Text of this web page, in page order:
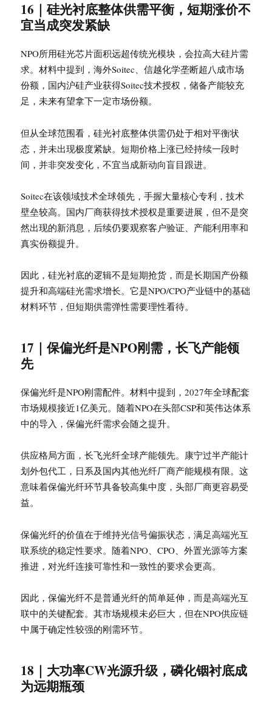
16｜硅光衬底整体供需平衡，短期涨价不
宜当成突发紧缺
NPO所用硅光芯片面积远超传统光模块，会拉高大硅片需
求。材料中提到，海外Soitec、信越化学垄断超八成市场
份额，国内沪硅产业获得Soitec技术授权，储备产能较充
足，未来有望拿下一定市场份额。
但从全球范围看，硅光衬底整体供需仍处于相对平衡状
态，并未出现极度紧缺。短期价格上涨已经持续一段时
间，并非突发变化，不宜当成新动向盲目跟进。
Soitec在该领域技术全球领先，手握大量核心专利，技术
壁垒较高。国内厂商获得技术授权是重要进展，但不是突
然出现的新消息，后续仍要观察客户验证、产能利用率和
真实份额提升。
因此，硅光衬底的逻辑不是短期抢货，而是长期国产份额
提升和高端硅光需求增长。它是NPO/CPO产业链中的基础
材料环节，但短期供需弹性需要理性看待。
17｜保偏光纤是NPO刚需，长飞产能领
先
保偏光纤是NPO刚需配件。材料中提到，2027年全球配套
市场规模接近1亿美元。随着NPO在头部CSP和英伟达体系
中的导入，保偏光纤需求会随之提升。
供应格局方面，长飞光纤全球产能领先。康宁过半产能计
划外包代工，日系及国内其他光纤厂商产能规模有限。这
意味着保偏光纤环节具备较高集中度，头部厂商更容易受
益。
保偏光纤的价值在于维持光信号偏振状态，满足高端光互
联系统的稳定性要求。随着NPO、CPO、外置光源等方案
推进，对光纤连接可靠性和一致性的要求会更高。
因此，保偏光纤不是普通光纤的简单延伸，而是高端光互
联中的关键配套。其市场规模未必巨大，但在NPO供应链
中属于确定性较强的刚需环节。
18｜大功率CW光源升级，磷化铟衬底成
为远期瓶颈